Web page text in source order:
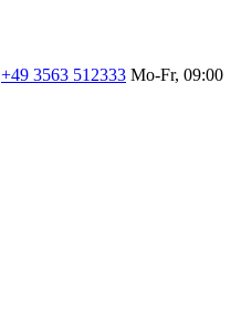
+49 3563 512333 Mo-Fr, 09:00